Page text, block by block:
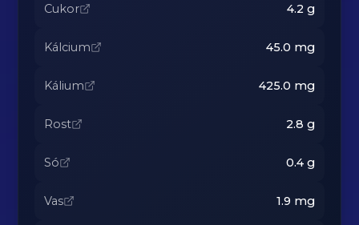
Cukor 4.2 g
Kálcium 45.0 mg
Kálium 425.0 mg
Rost 2.8 g
Só 0.4g
Vas 1.9 mg